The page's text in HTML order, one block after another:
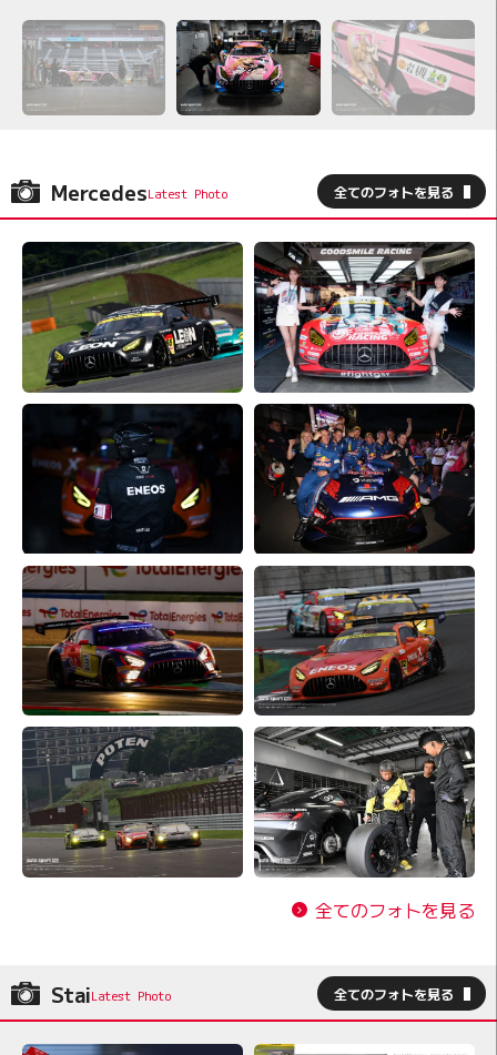
Mercedes 全てのフォトを見る
全てのフォトを見る
Stai 全てのフォトを見る